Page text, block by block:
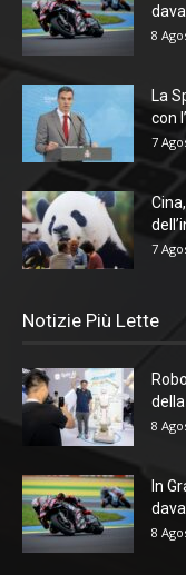
8
La
con
7
7
Notizie Più Lette
8
In
8